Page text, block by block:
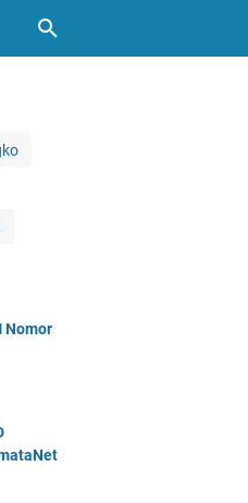
Nomor